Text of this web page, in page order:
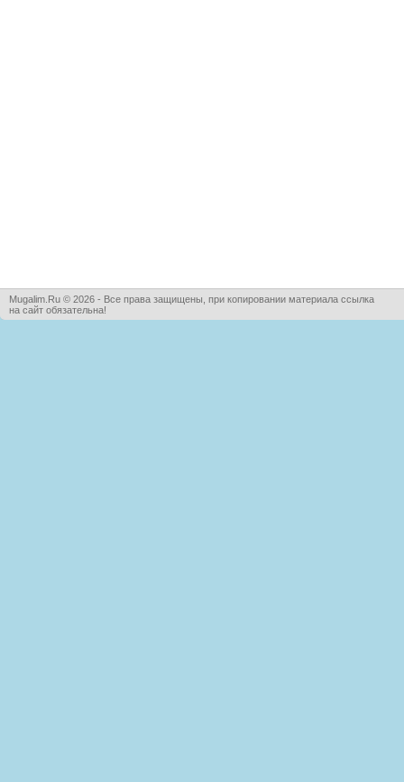
Mugalim.Ru © 2026 - Все права защищены, при копировании материала ссылка
на сайт обязательна!